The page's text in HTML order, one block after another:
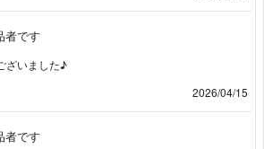
者です
ざいました♪︎
2026/04/15
者です